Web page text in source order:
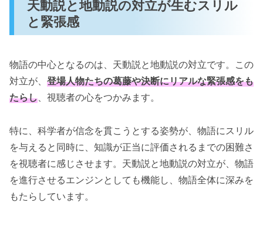
天動説と地動説の対立が生むスリル
と緊張感
物語の中心となるのは、天動説と地動説の対立です。この
対立が、 登場人物たちの葛藤や決断にリアルな緊張感をも
たらし、視聴者の心をつかみます。
特に、科学者が信念を貫こうとする姿勢が、物語にスリル
を与えると同時に、知識が正当に評価されるまでの困難さ
を視聴者に感じさせます。天動説と地動説の対立が、物語
を進行させるエンジンとしても機能し、物語全体に深みを
もたらしています。